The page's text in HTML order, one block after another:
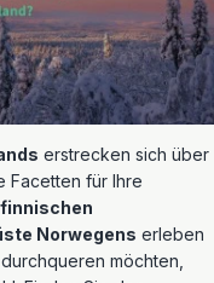
erstrecken sich über
Facetten für Ihre
finnischen
Norwegens erleben
durchqueren möchten,